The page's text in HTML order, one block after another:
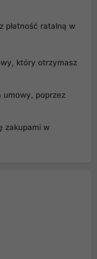
płatność ratalną w
który otrzymasz
umowy, poprzez
zakupami w